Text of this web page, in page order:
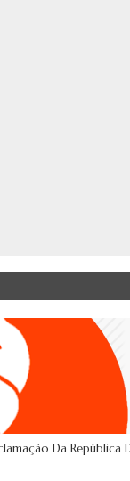
Da República